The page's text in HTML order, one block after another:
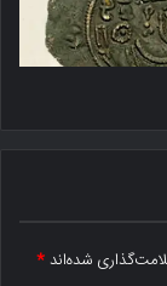
شده‌اند*